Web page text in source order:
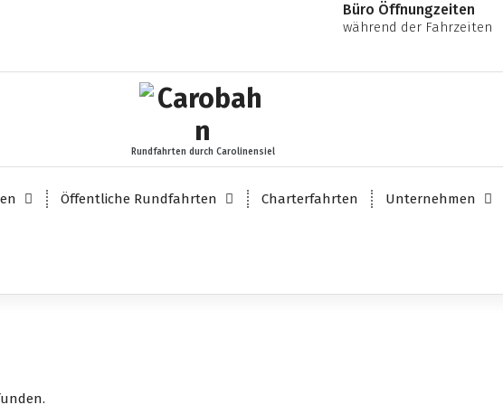
Büro Öffnungzeiten
während der Fahrzeiten
Rundfahrten durch Carolinensiel
Öffentliche Rundfahrten Charterfahrten Unternehmen